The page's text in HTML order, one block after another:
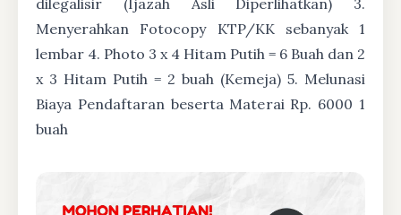
Menyerahkan Fotocopy KTP/KK sebanyak 1
lembar 4. Photo 3 x 4 Hitam Putih = 6 Buah dan 2
x 3 Hitam Putih = 2 buah (Kemeja) 5. Melunasi
Biaya Pendaftaran beserta Materai Rp. 6000 1
buah